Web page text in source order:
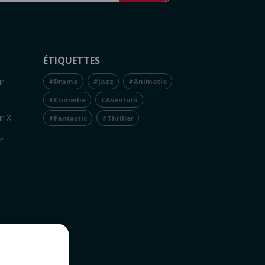
X
ÉTIQUETTES
#Drama #Jazz #Animație
#Comedie #Aventură
#Fantastic #Thriller